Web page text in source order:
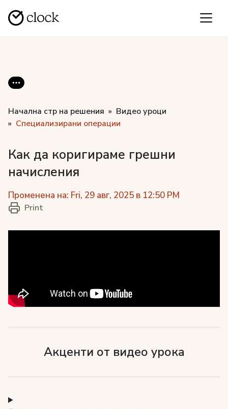
Начална стр на решения
Видео уроци
Специализирани операции
Как да коригираме грешни
начисления
Променена на: Fri, 29 авг, 2025 в 12:50 PM
Print
Акценти от видео урока